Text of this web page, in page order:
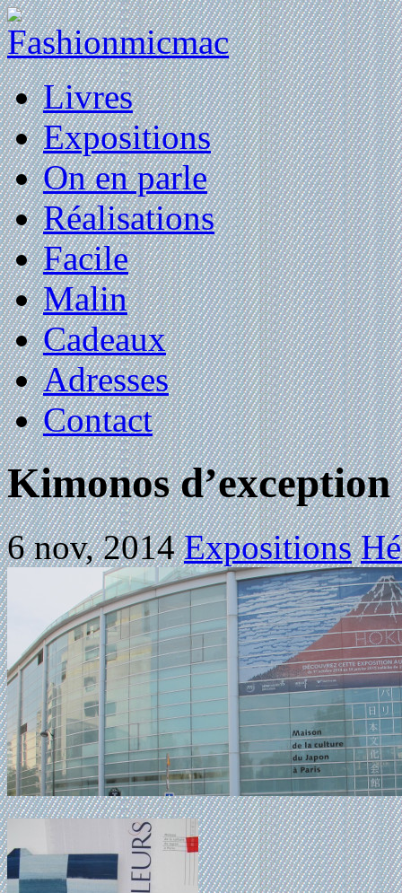
Livres
Expositions
On en parle
Réalisations
Facile
Malin
Cadeaux
Adresses
Contact
Kimonos d’exception
6 nov, 2014 Expositions